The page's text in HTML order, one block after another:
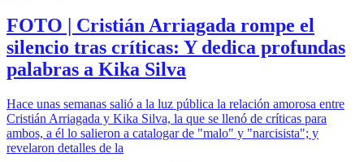
FOTO | Cristián Arriagada rompe el
silencio tras críticas: Y dedica profundas
palabras a Kika Silva
Hace unas semanas salió a la luz pública la relación amorosa entre
Cristián Arriagada y Kika Silva, la que se llenó de críticas para
ambos, a él lo salieron a catalogar de "malo" y "narcisista"; y
revelaron detalles de la